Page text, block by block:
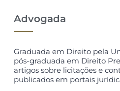
Advogada
Graduada em Direito pela
pós-graduada em Direito
artigos sobre licitações e
publicados em portais